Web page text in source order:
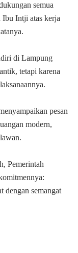
semua
Ibu Intji atas kerja
di Lampung
tetapi karena
pesan
modern,
Pemerintah
dengan semangat